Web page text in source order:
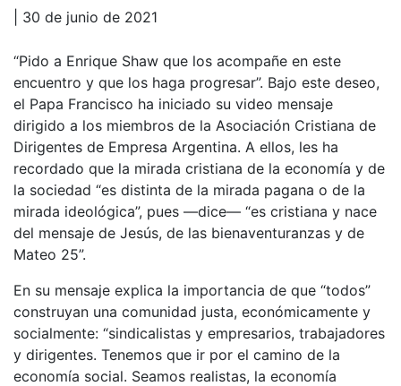
| 30 de junio de 2021
“Pido a Enrique Shaw que los acompañe en este
encuentro y que los haga progresar”. Bajo este deseo,
el Papa Francisco ha iniciado su video mensaje
dirigido a los miembros de la Asociación Cristiana de
Dirigentes de Empresa Argentina. A ellos, les ha
recordado que la mirada cristiana de la economía y de
la sociedad “es distinta de la mirada pagana o de la
mirada ideológica”, pues —dice— “es cristiana y nace
del mensaje de Jesús, de las bienaventuranzas y de
Mateo 25”.
En su mensaje explica la importancia de que “todos”
construyan una comunidad justa, económicamente y
socialmente: “sindicalistas y empresarios, trabajadores
y dirigentes. Tenemos que ir por el camino de la
economía social. Seamos realistas, la economía